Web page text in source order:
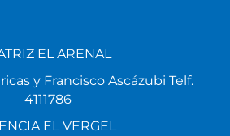
EL ARENAL
y Francisco Ascázubi Telf.
4111786
EL VERGEL